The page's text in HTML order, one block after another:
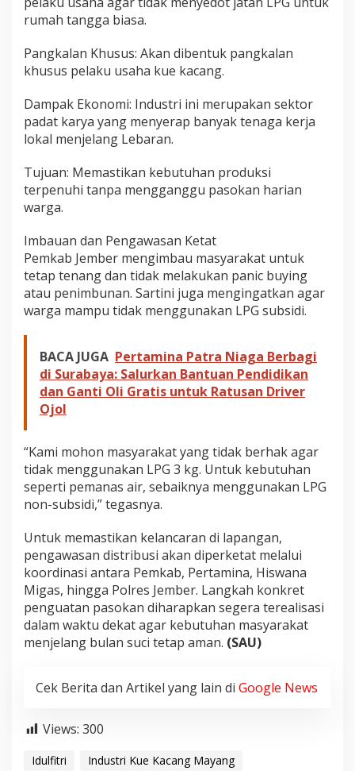
rumah tangga biasa.
Pangkalan Khusus: Akan dibentuk pangkalan
khusus pelaku usaha kue kacang.
Dampak Ekonomi: Industri ini merupakan sektor
padat karya yang menyerap banyak tenaga kerja
lokal menjelang Lebaran.
Tujuan: Memastikan kebutuhan produksi
terpenuhi tanpa mengganggu pasokan harian
warga.
Imbauan dan Pengawasan Ketat
Pemkab Jember mengimbau masyarakat untuk
tetap tenang dan tidak melakukan panic buying
atau penimbunan. Sartini juga mengingatkan agar
warga mampu tidak menggunakan LPG subsidi.
BACA JUGA Pertamina Patra Niaga Berbagi
di Surabaya: Salurkan Bantuan Pendidikan
dan Ganti Oli Gratis untuk Ratusan Driver
Ojol
“Kami mohon masyarakat yang tidak berhak agar
tidak menggunakan LPG 3 kg. Untuk kebutuhan
seperti pemanas air, sebaiknya menggunakan LPG
non-subsidi,” tegasnya.
Untuk memastikan kelancaran di lapangan,
pengawasan distribusi akan diperketat melalui
koordinasi antara Pemkab, Pertamina, Hiswana
Migas, hingga Polres Jember. Langkah konkret
penguatan pasokan diharapkan segera terealisasi
dalam waktu dekat agar kebutuhan masyarakat
menjelang bulan suci tetap aman. (SAU)
Cek Berita dan Artikel yang lain di Google News
Views: 300
Idulfitri
Industri Kue Kacang Mayang